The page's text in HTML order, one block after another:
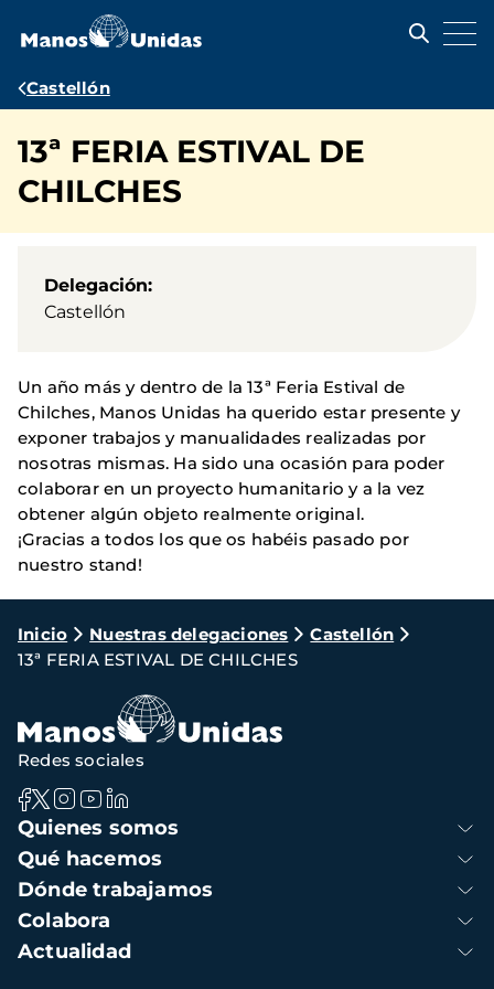
contenido
Ruta
navegación
Castellón
13ª FERIA ESTIVAL DE
CHILCHES
Delegación
Castellón
Un año más y dentro de la 13ª Feria Estival de
Chilches, Manos Unidas ha querido estar presente y
exponer trabajos y manualidades realizadas por
nosotras mismas. Ha sido una ocasión para poder
colaborar en un proyecto humanitario y a la vez
obtener algún objeto realmente original.
¡Gracias a todos los que os habéis pasado por
nuestro stand!
Ruta
de
navegación
Inicio Nuestras delegaciones
Castellón
13ª FERIA ESTIVAL DE CHILCHES
Navegación
principal
Quienes somos
Qué hacemos
Dónde trabajamos
Colabora
Actualidad
Redes sociales